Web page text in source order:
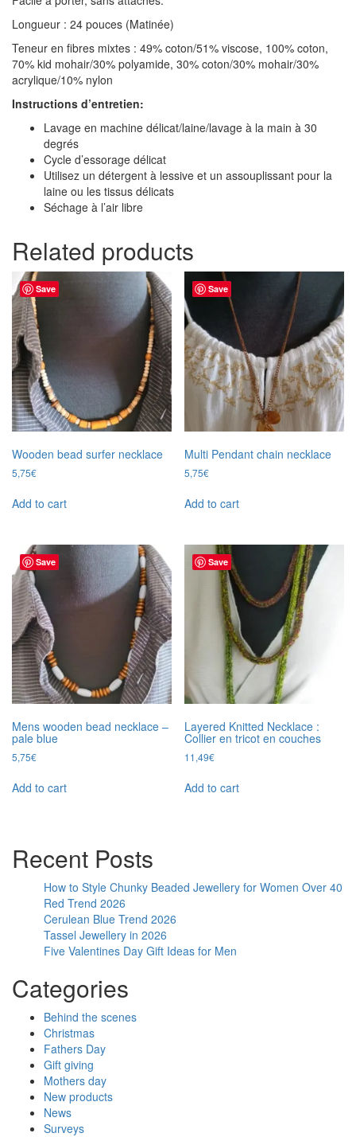
Longueur : 24 pouces (Matinée)
Teneur en fibres mixtes : 49% coton/51% viscose, 100% coton,
70% kid mohair/30% polyamide, 30% coton/30% mohair/30%
acrylique/10% nylon
Instructions d’entretien:
Lavage en machine délicat/laine/lavage à la main à 30
degrés
Cycle d’essorage délicat
Utilisez un détergent à lessive et un assouplissant pour la
laine ou les tissus délicats
Séchage à l’air libre
Related products
Save
Wooden bead surfer necklace
5,75€
Add to cart
Save
Multi Pendant chain necklace
5,75€
Add to cart
Save
Mens wooden bead necklace –
pale blue
5,75€
Add to cart
Save
Layered Knitted Necklace :
Collier en tricot en couches
11,49€
Add to cart
Recent Posts
How to Style Chunky Beaded Jewellery for Women Over 40
Red Trend 2026
Cerulean Blue Trend 2026
Tassel Jewellery in 2026
Five Valentines Day Gift Ideas for Men
Categories
Behind the scenes
Christmas
Fathers Day
Gift giving
Mothers day
New products
News
Surveys